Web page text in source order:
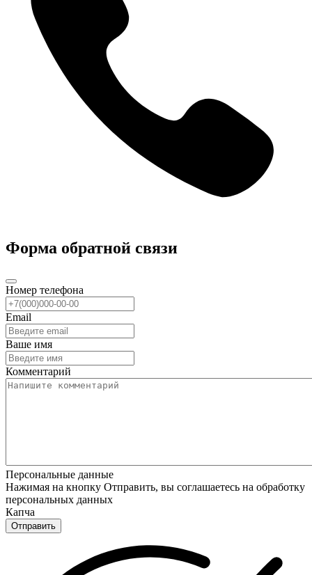
Форма обратной связи
Номер телефона
Email
Ваше имя
Комментарий
Персональные данные
Нажимая на кнопку Отправить, вы соглашаетесь на обработку
персональных данных
Капча
Отправить